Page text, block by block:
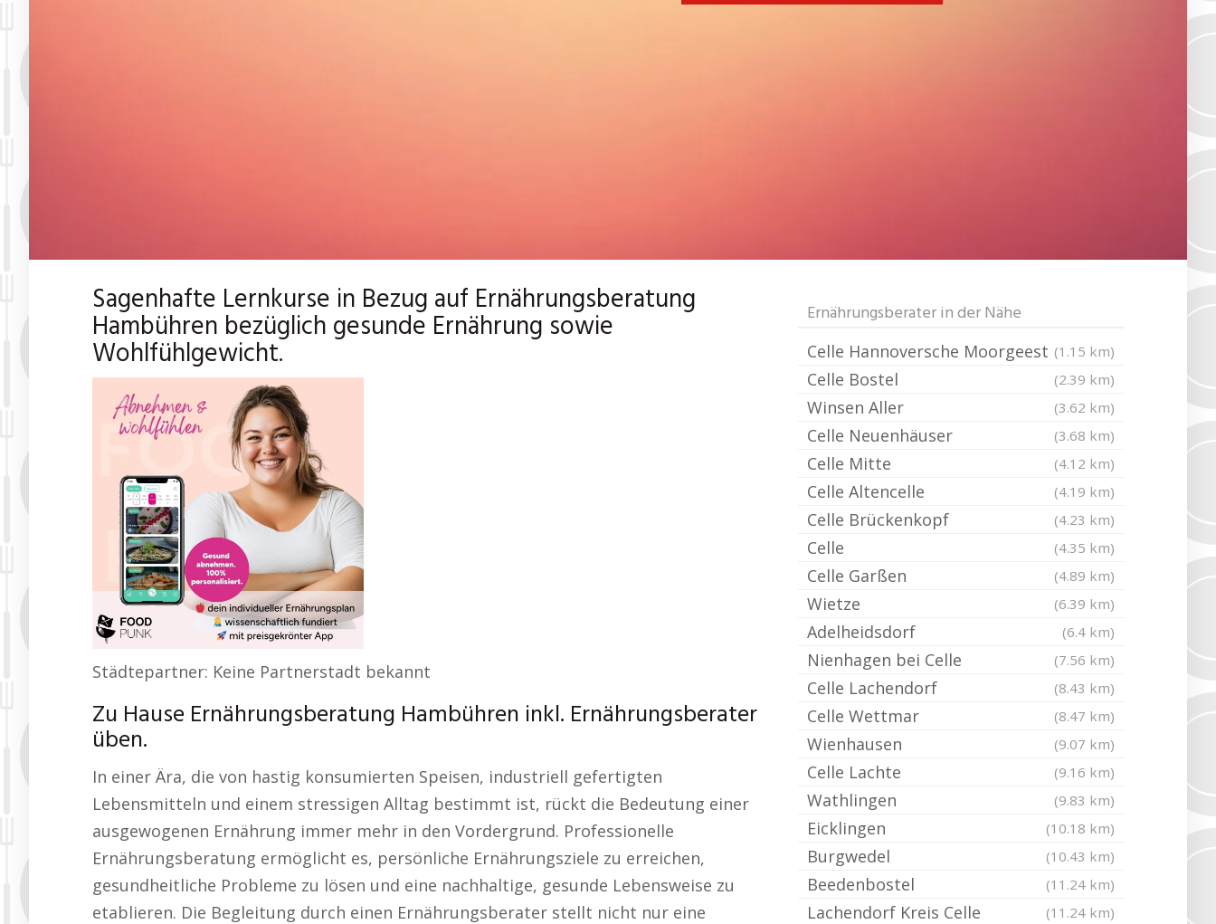
Sagenhafte Lernkurse in Bezug auf Ernährungsberatung
Hambühren bezüglich gesunde Ernährung sowie
Wohlfühlgewicht.
Städtepartner: Keine Partnerstadt bekannt
Zu Hause Ernährungsberatung Hambühren inkl. Ernährungsberater
üben.
In einer Ära, die von hastig konsumierten Speisen, industriell gefertigten
Lebensmitteln und einem stressigen Alltag bestimmt ist, rückt die Bedeutung einer
ausgewogenen Ernährung immer mehr in den Vordergrund. Professionelle
Ernährungsberatung ermöglicht es, persönliche Ernährungsziele zu erreichen,
gesundheitliche Probleme zu lösen und eine nachhaltige, gesunde Lebensweise zu
etablieren. Die Begleitung durch einen Ernährungsberater stellt nicht nur eine
Ernährungsberater in der Nähe
Celle Hannoversche Moorgeest (1.15 km)
Celle Bostel (2.39 km)
Winsen Aller (3.62 km)
Celle Neuenhäuser (3.68 km)
Celle Mitte (4.12 km)
Celle Altencelle (4.19 km)
Celle Brückenkopf (4.23 km)
Celle (4.35 km)
Celle Garßen (4.89 km)
Wietze (6.39 km)
Adelheidsdorf (6.4 km)
Nienhagen bei Celle (7.56 km)
Celle Lachendorf (8.43 km)
Celle Wettmar (8.47 km)
Wienhausen (9.07 km)
Celle Lachte (9.16 km)
Wathlingen (9.83 km)
Eicklingen (10.18 km)
Burgwedel (10.43 km)
Beedenbostel (11.24 km)
Lachendorf Kreis Celle (11.24 km)